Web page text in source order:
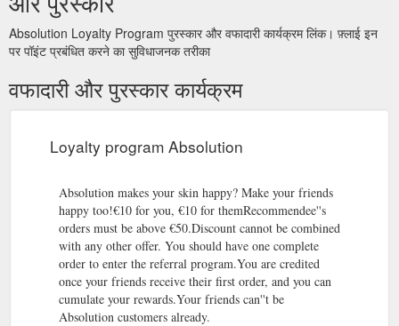
Absolution Loyalty Program पुरस्कार और वफादारी कार्यक्रम लिंक। फ़्लाई इन
पर पॉइंट प्रबंधित करने का सुविधाजनक तरीका
वफादारी और पुरस्कार कार्यक्रम
Loyalty program Absolution
Absolution makes your skin happy? Make your friends
happy too!€10 for you, €10 for themRecommendee''s
orders must be above €50.Discount cannot be combined
with any other offer. You should have one complete
order to enter the referral program.You are credited
once your friends receive their first order, and you can
cumulate your rewards.Your friends can''t be
Absolution customers already.